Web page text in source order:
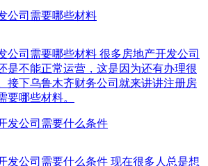
公司需要哪些材料
公司需要哪些材料 很多房地产开发公司
是不能正常运营，这是因为还有办理很
接下乌鲁木齐财务公司就来讲讲注册房
要哪些材料。
发公司需要什么条件
发公司需要什么条件 现在很多人总是想